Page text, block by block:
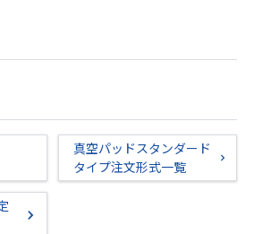
真空パッドスタンダード
タイプ注文形式一覧